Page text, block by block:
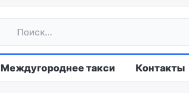
Междугороднее такси Контакты